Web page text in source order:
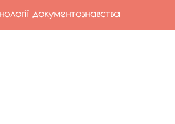
документознавства